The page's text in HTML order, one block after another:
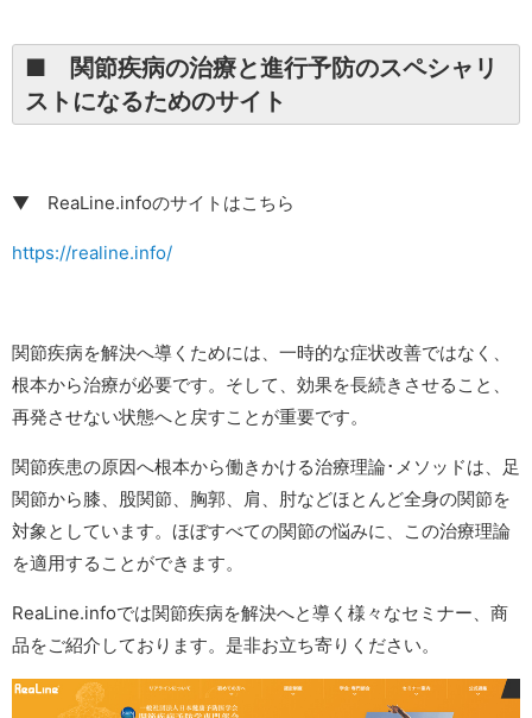
■ 関節疾病の治療と進行予防のスペシャリ
ストになるためのサイト
▼ ReaLine.infoのサイトはこちら
https://realine.info/
関節疾病を解決へ導くためには、一時的な症状改善ではなく、
根本から治療が必要です。そして、効果を長続きさせること、
再発させない状態へと戻すことが重要です。
関節疾患の原因へ根本から働きかける治療理論･メソッドは、足
関節から膝、股関節、胸郭、肩、肘などほとんど全身の関節を
対象としています。ほぼすべての関節の悩みに、この治療理論
を適用することができます。
ReaLine.infoでは関節疾病を解決へと導く様々なセミナー、商
品をご紹介しております。是非お立ち寄りください。